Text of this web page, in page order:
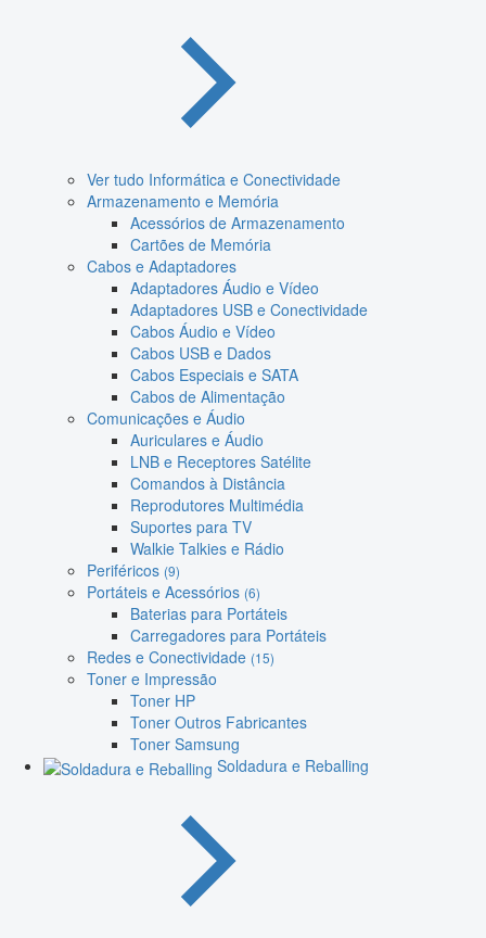
Ver tudo Informática e Conectividade
Armazenamento e Memória
Acessórios de Armazenamento
Cartões de Memória
Cabos e Adaptadores
Adaptadores Áudio e Vídeo
Adaptadores USB e Conectividade
Cabos Áudio e Vídeo
Cabos USB e Dados
Cabos Especiais e SATA
Cabos de Alimentação
Comunicações e Áudio
Auriculares e Áudio
LNB e Receptores Satélite
Comandos à Distância
Reprodutores Multimédia
Suportes para TV
Walkie Talkies e Rádio
Periféricos (9)
Portáteis e Acessórios (6)
Baterias para Portáteis
Carregadores para Portáteis
Redes e Conectividade (15)
Toner e Impressão
Toner HP
Toner Outros Fabricantes
Toner Samsung
Soldadura e Reballing